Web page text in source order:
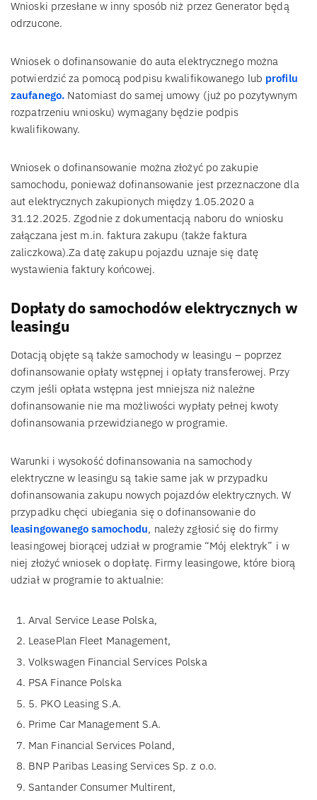
Wnioski przesłane w inny sposób niż przez Generator będą
odrzucone.
Wniosek o dofinansowanie do auta elektrycznego można
potwierdzić za pomocą podpisu kwalifikowanego lub profilu
zaufanego. Natomiast do samej umowy (już po pozytywnym
rozpatrzeniu wniosku) wymagany będzie podpis
kwalifikowany.
Wniosek o dofinansowanie można złożyć po zakupie
samochodu, ponieważ dofinansowanie jest przeznaczone dla
aut elektrycznych zakupionych między 1.05.2020 a
31.12.2025. Zgodnie z dokumentacją naboru do wniosku
załączana jest m.in. faktura zakupu (także faktura
zaliczkowa).Za datę zakupu pojazdu uznaje się datę
wystawienia faktury końcowej.
Dopłaty do samochodów elektrycznych w
leasingu
Dotacją objęte są także samochody w leasingu – poprzez
dofinansowanie opłaty wstępnej i opłaty transferowej. Przy
czym jeśli opłata wstępna jest mniejsza niż należne
dofinansowanie nie ma możliwości wypłaty pełnej kwoty
dofinansowania przewidzianego w programie.
Warunki i wysokość dofinansowania na samochody
elektryczne w leasingu są takie same jak w przypadku
dofinansowania zakupu nowych pojazdów elektrycznych. W
przypadku chęci ubiegania się o dofinansowanie do
leasingowanego samochodu, należy zgłosić się do firmy
leasingowej biorącej udział w programie “Mój elektryk” i w
niej złożyć wniosek o dopłatę. Firmy leasingowe, które biorą
udział w programie to aktualnie:
Arval Service Lease Polska,
LeasePlan Fleet Management,
Volkswagen Financial Services Polska
PSA Finance Polska
5. PKO Leasing S.A.
Prime Car Management S.A.
Man Financial Services Poland,
BNP Paribas Leasing Services Sp. z o.o.
Santander Consumer Multirent,